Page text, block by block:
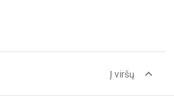
Į viršų expand_less